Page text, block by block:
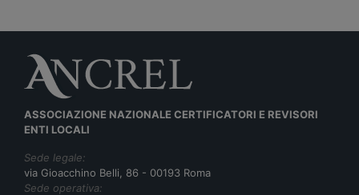
ASSOCIAZIONE NAZIONALE CERTIFICATORI E REVISORI
ENTI LOCALI
Sede legale:
via Gioacchino Belli, 86 - 00193 Roma
Sede operativa: